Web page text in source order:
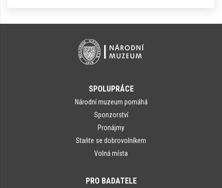
SPOLUPRÁCE
Národní muzeum pomáhá
Sponzorství
Pronájmy
Staňte se dobrovolníkem
Volná místa
PRO BADATELE